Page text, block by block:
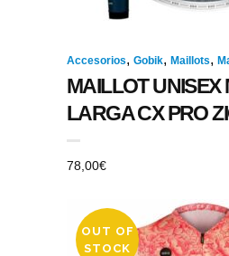
Accesorios, Gobik, Maillots,
MAILLOT UNISEX
LARGA CX PRO
78,00€
OUT OF
STOCK